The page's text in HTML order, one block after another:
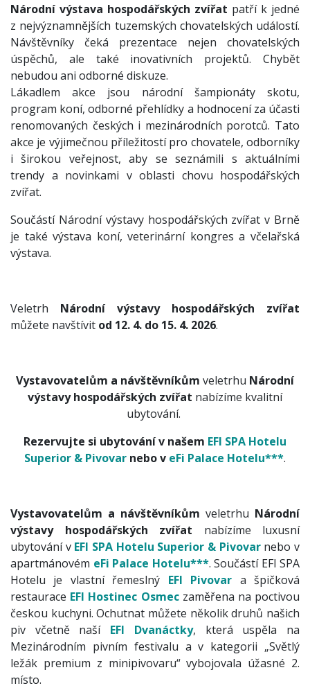
Národní výstava hospodářských zvířat patří k jedné
z nejvýznamnějších tuzemských chovatelských událostí.
Návštěvníky čeká prezentace nejen chovatelských
úspěchů, ale také inovativních projektů. Chybět
nebudou ani odborné diskuze.
Lákadlem akce jsou národní šampionáty skotu,
program koní, odborné přehlídky a hodnocení za účasti
renomovaných českých i mezinárodních porotců. Tato
akce je výjimečnou příležitostí pro chovatele, odborníky
i širokou veřejnost, aby se seznámili s aktuálními
trendy a novinkami v oblasti chovu hospodářských
zvířat.
Součástí Národní výstavy hospodářských zvířat v Brně
je také výstava koní, veterinární kongres a včelařská
výstava.
Veletrh Národní výstavy hospodářských zvířat
můžete navštívit od 12. 4. do 15. 4. 2026.
Vystavovatelům a návštěvníkům veletrhu Národní
výstavy hospodářských zvířat nabízíme kvalitní
ubytování.
Rezervujte si ubytování v našem EFI SPA Hotelu
Superior & Pivovar nebo v eFi Palace Hotelu***.
Vystavovatelům a návštěvníkům veletrhu Národní
výstavy hospodářských zvířat
nabízíme luxusní
ubytování v EFI SPA Hotelu Superior & Pivovar nebo v
apartmánovém eFi Palace Hotelu***. Součástí EFI SPA
Hotelu je vlastní řemeslný EFI Pivovar a špičková
restaurace EFI Hostinec Osmeczaměřena na poctivou
českou kuchyni. Ochutnat můžete několik druhů našich
piv včetně naší EFI Dvanáctky, která uspěla na
Mezinárodním pivním festivalu a v kategorii „Světlý
ležák premium z minipivovaru“ vybojovala úžasné 2.
místo.